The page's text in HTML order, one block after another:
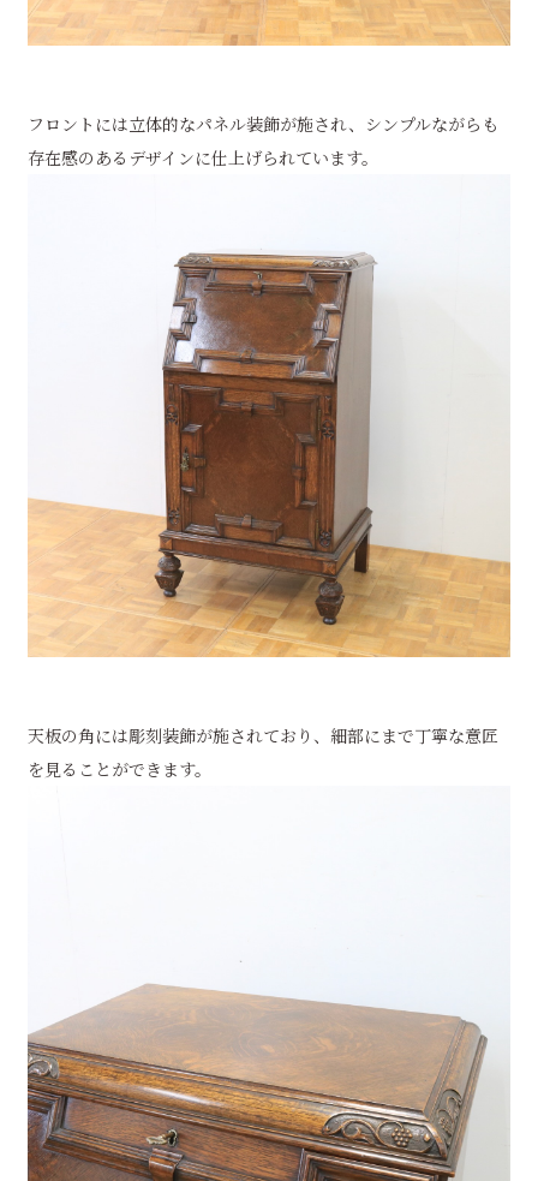
フロントには立体的なパネル装飾が施され、シンプルながらも
存在感のあるデザインに仕上げられています。
天板の角には彫刻装飾が施されており、細部にまで丁寧な意匠
を見ることができます。